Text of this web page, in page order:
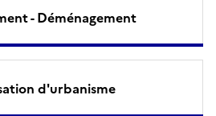
- Déménagement
d'urbanisme